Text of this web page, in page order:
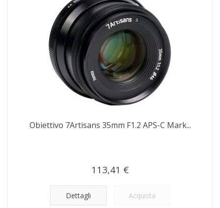
Obiettivo 7Artisans 35mm F1.2 APS-C Mark...
113,41 €
Dettagli Acquista